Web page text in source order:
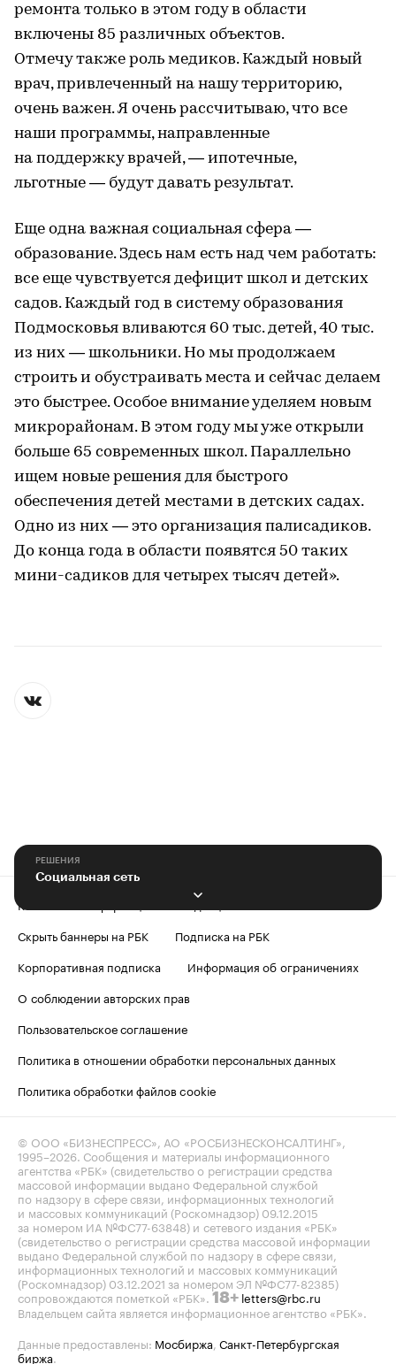
ремонта только в этом году в области
включены 85 различных объектов.
Отмечу также роль медиков. Каждый новый
врач, привлеченный на нашу территорию,
очень важен. Я очень рассчитываю, что все
наши программы, направленные
на поддержку врачей, — ипотечные,
льготные — будут давать результат.
Еще одна важная социальная сфера —
образование. Здесь нам есть над чем работать:
все еще чувствуется дефицит школ и детских
садов. Каждый год в систему образования
Подмосковья вливаются 60 тыс. детей, 40 тыс.
из них — школьники. Но мы продолжаем
строить и обустраивать места и сейчас делаем
это быстрее. Особое внимание уделяем новым
микрорайонам. В этом году мы уже открыли
больше 65 современных школ. Параллельно
ищем новые решения для быстрого
обеспечения детей местами в детских садах.
Одно из них — это организация палисадиков.
До конца года в области появятся 50 таких
мини-садиков для четырех тысяч детей».
РЕШЕНИЯ
Социальная сеть
Контактная информация
Редакция
Скрыть баннеры на РБК
Подписка на РБК
Корпоративная подписка
Информация об ограничениях
О соблюдении авторских прав
Пользовательское соглашение
Политика в отношении обработки персональных данных
Политика обработки файлов cookie
© ООО «БИЗНЕСПРЕСС», АО «РОСБИЗНЕСКОНСАЛТИНГ»,
1995–2026 . Сообщения и материалы информационного
агентства «РБК» (свидетельство о регистрации средства
массовой информации выдано Федеральной службой
по надзору в сфере связи, информационных технологий
и массовых коммуникаций (Роскомнадзор) 09.12.2015
за номером ИА №ФС77-63848) и сетевого издания «РБК»
(свидетельство о регистрации средства массовой информации
выдано Федеральной службой по надзору в сфере связи,
информационных технологий и массовых коммуникаций
(Роскомнадзор) 03.12.2021 за номером ЭЛ №ФС77-82385)
сопровождаются пометкой «РБК». 18+ letters@rbc.ru
Владельцем сайта является информационное агентство «РБК».
Данные предоставлены: Мосбиржа Санкт-Петербургская
биржа